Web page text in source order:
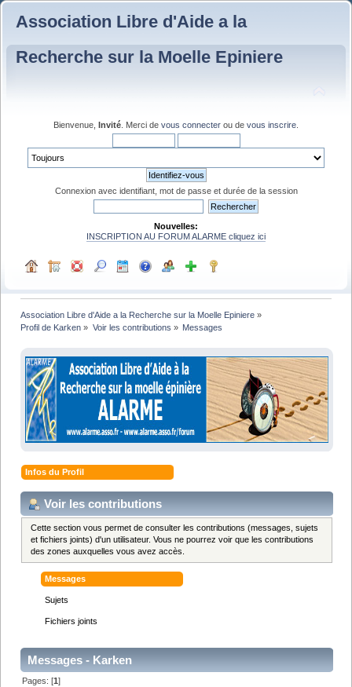
Association Libre d'Aide a la
Recherche sur la Moelle Epiniere
Bienvenue, Invité . Merci de vous connecter ou de vous inscrire
Connexion avec identifiant, mot de passe et durée de la session
Nouvelles:
INSCRIPTION AU FORUM ALARME cliquez ici
Association Libre d'Aide a la Recherche sur la Moelle Epiniere »
Profil de Karken » Voir les contributions » Messages
Infos du Profil
Voir les contributions
Cette section vous permet de consulter les contributions (messages, sujets
et fichiers joints) d'un utilisateur. Vous ne pourrez voir que les contributions
des zones auxquelles vous avez accès.
Messages
Sujets
Fichiers joints
Messages - Karken
Pages: [1]